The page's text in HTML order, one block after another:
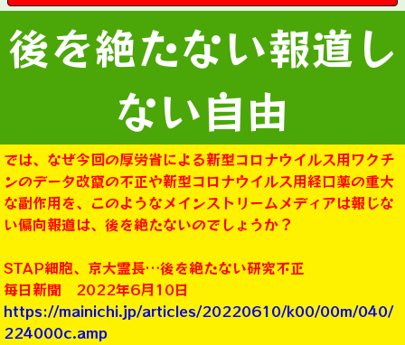
後を絶たない報道し
ない自由
では、なぜ今回の厚労省による新型コロナウイルス用ワクチ
ンのデータ改竄の不正や新型コロナウイルス用経口薬の重大
な副作用を、このようなメインストリームメディアは報じな
い偏向報道は、後を絶たないのでしょうか？
STAP細胞、京大霊長…後を絶たない研究不正
毎日新聞 2022年6月10日
https://mainichi.jp/articles/20220610/k00/00m/040/
224000c.amp